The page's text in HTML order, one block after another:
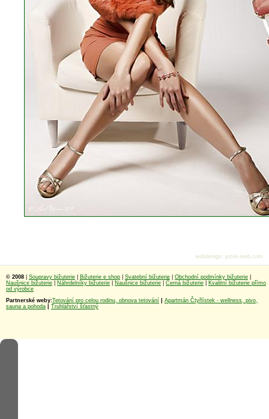
© 2008 Soupravy bižuterie Bižuterie e shop Svatební bižuterie Obchodní podmínky bižuterie
Naušnice bižuterie
Náhrdelníky bižuterie Naušnice bižuterie Černá bižuterie
Kvalitní bižuterie přímo
od výrobce
Partnerské weby:Tetování pro celou rodinu, obnova tetování
Apartmán Čtyřlístek - wellness, pivo,
sauna a pohoda
Truhlářství šťastný
webdesign: jezek-web.com